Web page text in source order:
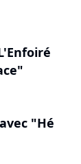
"Hé